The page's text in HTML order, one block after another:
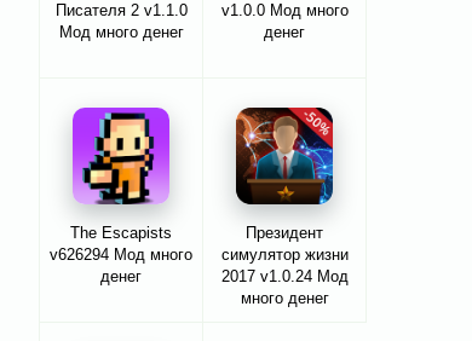
Писателя 2 v1.1.0
Мод много денег
v1.0.0 Мод много
денег
The Escapists
v626294 Мод много
денег
Президент
симулятор жизни
2017 v1.0.24 Мод
много денег